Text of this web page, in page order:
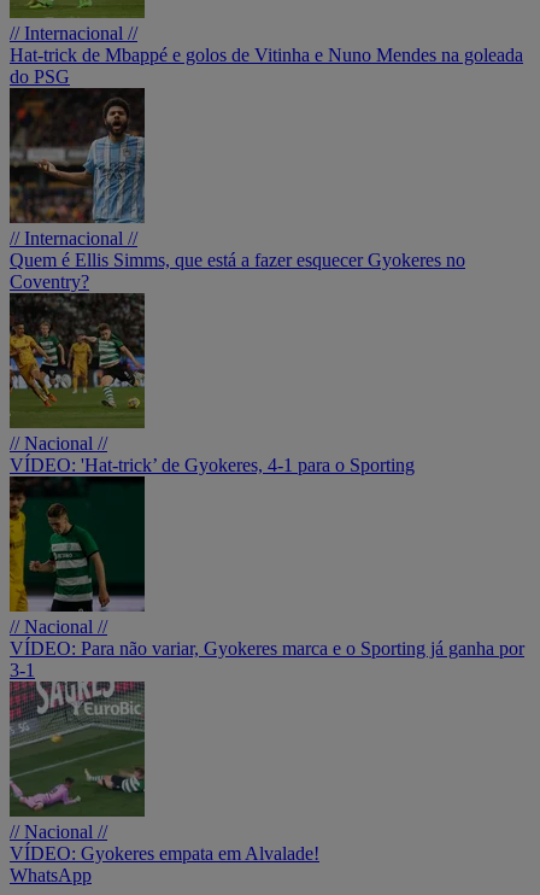
// Internacional //
Hat-trick de Mbappé e golos de Vitinha e Nuno Mendes na goleada
do PSG
// Internacional //
Quem é Ellis Simms, que está a fazer esquecer Gyokeres no
Coventry?
// Nacional //
VÍDEO: 'Hat-trick’ de Gyokeres, 4-1 para o Sporting
// Nacional //
VÍDEO: Para não variar, Gyokeres marca e o Sporting já ganha por
3-1
// Nacional //
VÍDEO: Gyokeres empata em Alvalade!
WhatsApp